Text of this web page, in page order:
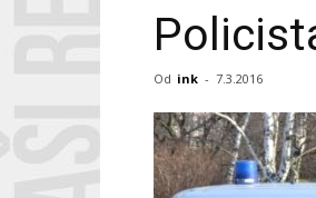
Od ink - 7.3.2016